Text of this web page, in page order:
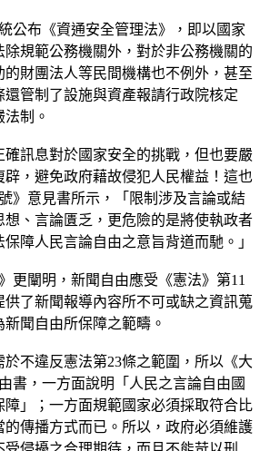
公布《資通安全管理法》，即以國家
規範公務機關外，對於非公務機關的
財團法人等民間機構也不例外，甚至
還管制了設施與資產報請行政院核定
制。
訊息對於國家安全的挑戰，但也要嚴
，避免政府藉故侵犯人民權益！這也
》意見書所示，「限制涉及言論或結
、言論匱乏，更危險的是將使執政者
障人民言論自由之意旨背道而馳。」
更闡明，新聞自由應受《憲法》第11
了新聞報導內容所不可或缺之資訊蒐
聞自由所保障之範疇。
不違反憲法第23條之範圍，所以《大
書，一方面說明「人民之言論自由國
障」；一方面規範國家必須採取符合比
傳播方式而已。所以，政府必須維護